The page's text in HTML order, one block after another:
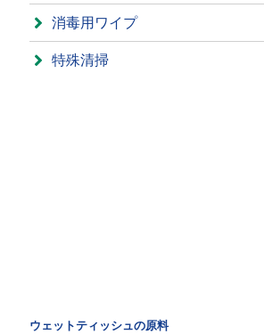
消毒用ワイプ
特殊清掃
ウェットティッシュの原料